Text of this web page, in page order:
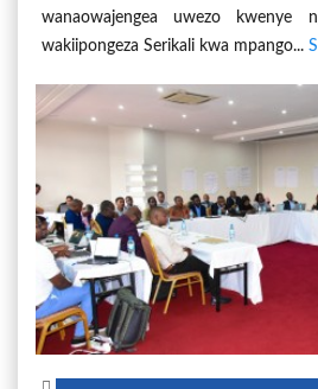
wanaowajengea uwezo kwenye
wakiipongeza Serikali kwa mpango...